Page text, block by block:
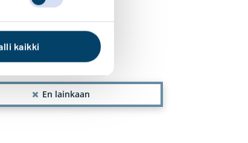
kaikki
En lainkaan